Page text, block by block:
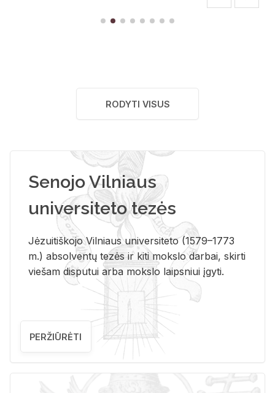
RODYTI VISUS
Senojo Vilniaus
universiteto tezės
Jėzuitiškojo Vilniaus universiteto (1579–1773
m.) absolventų tezės ir kiti mokslo darbai, skirti
viešam disputui arba mokslo laipsniui įgyti.
PERŽIŪRĖTI